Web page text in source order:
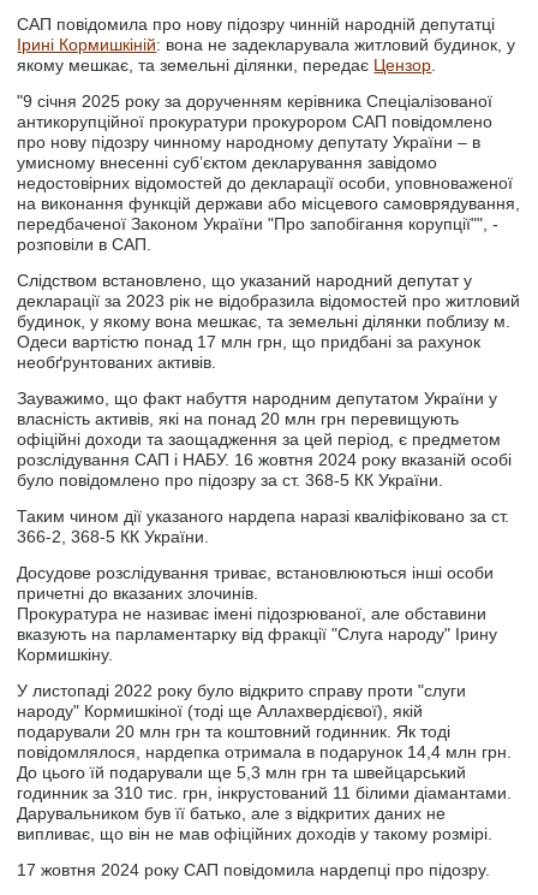
САП повідомила про нову підозру чинній народній депутатці
Ірині Кормишкіній: вона не задекларувала житловий будинок, у
якому мешкає, та земельні ділянки, передає Цензор
"9 січня 2025 року за дорученням керівника Спеціалізованої
антикорупційної прокуратури прокурором САП повідомлено
про нову підозру чинному народному депутату України – в
умисному внесенні суб’єктом декларування завідомо
недостовірних відомостей до декларації особи, уповноваженої
на виконання функцій держави або місцевого самоврядування,
передбаченої Законом України "Про запобігання корупції"", -
розповіли в САП.
Слідством встановлено, що указаний народний депутат у
декларації за 2023 рік не відобразила відомостей про житловий
будинок, у якому вона мешкає, та земельні ділянки поблизу м.
Одеси вартістю понад 17 млн грн, що придбані за рахунок
необґрунтованих активів.
Зауважимо, що факт набуття народним депутатом України у
власність активів, які на понад 20 млн грн перевищують
офіційні доходи та заощадження за цей період, є предметом
розслідування САП і НАБУ. 16 жовтня 2024 року вказаній особі
було повідомлено про підозру за ст. 368-5 КК України.
Таким чином дії указаного нардепа наразі кваліфіковано за ст.
366-2, 368-5 КК України.
Досудове розслідування триває, встановлюються інші особи
причетні до вказаних злочинів.
Прокуратура не називає імені підозрюваної, але обставини
вказують на парламентарку від фракції "Слуга народу" Ірину
Кормишкіну.
У листопаді 2022 року було відкрито справу проти "слуги
народу" Кормишкіної (тоді ще Аллахвердієвої), якій
подарували 20 млн грн та коштовний годинник. Як тоді
повідомлялося, нардепка отримала в подарунок 14,4 млн грн.
До цього їй подарували ще 5,3 млн грн та швейцарський
годинник за 310 тис. грн, інкрустований 11 білими діамантами.
Дарувальником був її батько, але з відкритих даних не
випливає, що він не мав офіційних доходів у такому розмірі.
17 жовтня 2024 року САП повідомила нардепці про підозру.